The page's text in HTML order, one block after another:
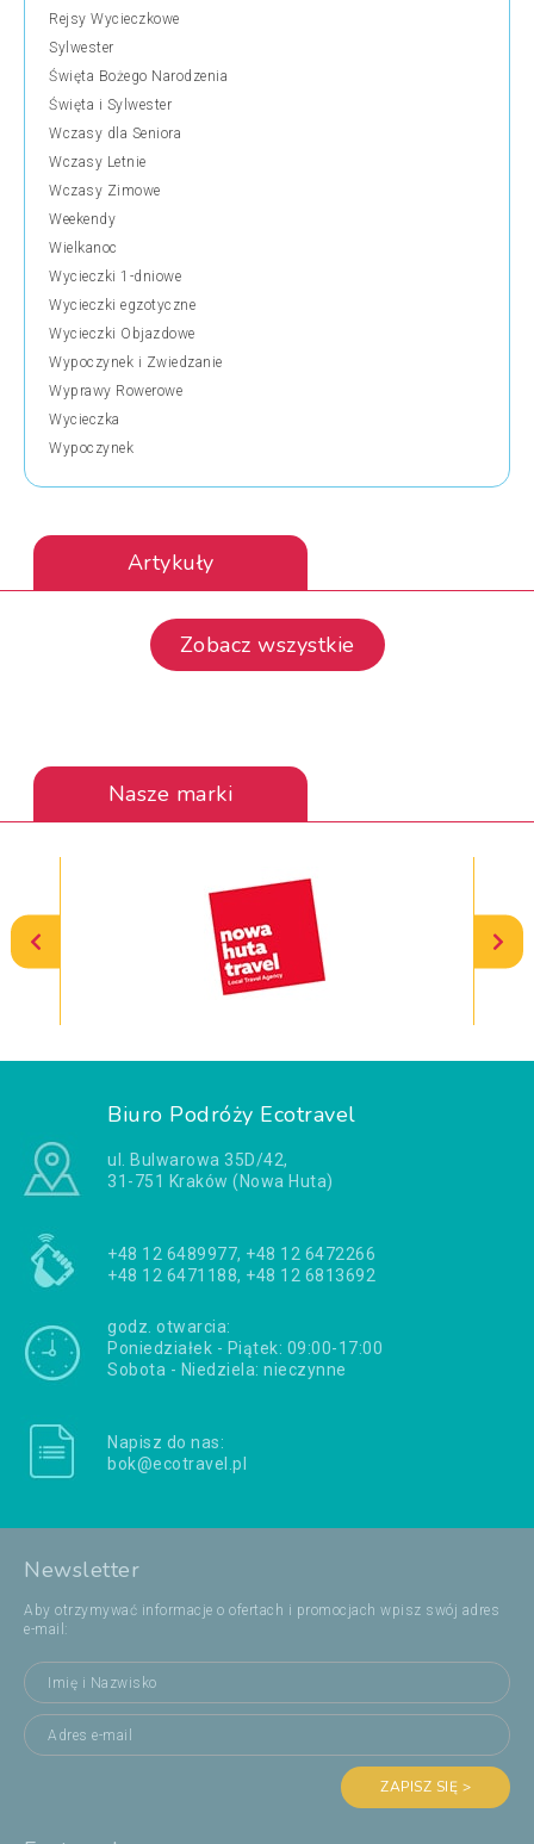
Rejsy Wycieczkowe
Sylwester
Święta Bożego Narodzenia
Święta i Sylwester
Wczasy dla Seniora
Wczasy Letnie
Wczasy Zimowe
Weekendy
Wielkanoc
Wycieczki 1-dniowe
Wycieczki egzotyczne
Wycieczki Objazdowe
Wypoczynek i Zwiedzanie
Wyprawy Rowerowe
Wycieczka
Wypoczynek
Artykuły
Zobacz wszystkie
Nasze marki
Biuro Podróży Ecotravel
ul. Bulwarowa 35D/42,
31-751 Kraków (Nowa Huta)
+48 12 6489977, +48 12 6472266
+48 12 6471188, +48 12 6813692
godz. otwarcia:
Poniedziałek - Piątek: 09:00-17:00
Sobota - Niedziela: nieczynne
Napisz do nas:
bok@ecotravel.pl
Newsletter
Aby otrzymywać informacje o ofertach i promocjach wpisz swój adres
e-mail:
ZAPISZ SIĘ >